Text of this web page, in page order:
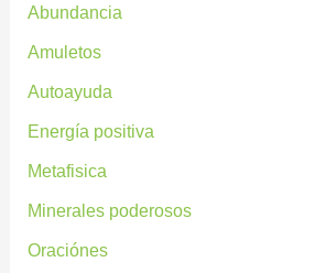
Abundancia
Amuletos
Autoayuda
Energía positiva
Metafisica
Minerales poderosos
Oraciónes